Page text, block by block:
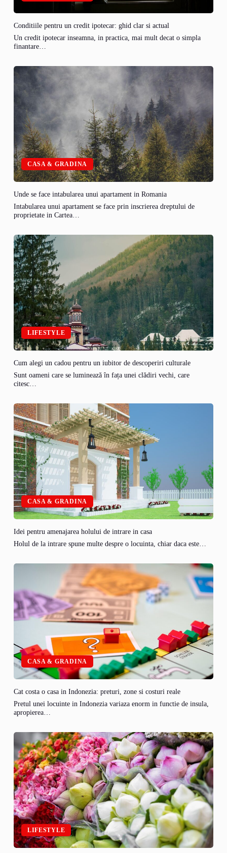
Conditiile pentru un credit ipotecar: ghid clar si actual
Un credit ipotecar inseamna, in practica, mai mult decat o simpla
finantare…
CASA & GRADINA
Unde se face intabularea unui apartament in Romania
Intabularea unui apartament se face prin inscrierea dreptului de
proprietate in Cartea…
LIFESTYLE
Cum alegi un cadou pentru un iubitor de descoperiri culturale
Sunt oameni care se luminează în fața unei clădiri vechi, care
citesc…
CASA & GRADINA
Idei pentru amenajarea holului de intrare in casa
Holul de la intrare spune multe despre o locuinta, chiar daca este…
CASA & GRADINA
Cat costa o casa in Indonezia: preturi, zone si costuri reale
Pretul unei locuinte in Indonezia variaza enorm in functie de insula,
apropierea…
LIFESTYLE